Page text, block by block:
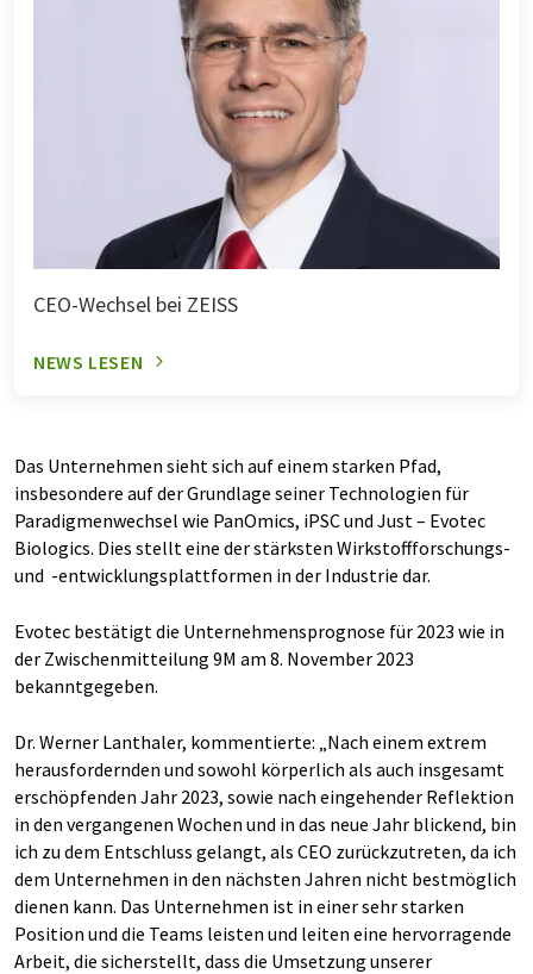
CEO-Wechsel bei ZEISS
NEWS LESEN
Das Unternehmen sieht sich auf einem starken Pfad,
insbesondere auf der Grundlage seiner Technologien für
Paradigmenwechsel wie PanOmics, iPSC und Just – Evotec
Biologics. Dies stellt eine der stärksten Wirkstoffforschungs-
und -entwicklungsplattformen in der Industrie dar.
Evotec bestätigt die Unternehmensprognose für 2023 wie in
der Zwischenmitteilung 9M am 8. November 2023
bekanntgegeben.
Dr. Werner Lanthaler, kommentierte: „Nach einem extrem
herausfordernden und sowohl körperlich als auch insgesamt
erschöpfenden Jahr 2023, sowie nach eingehender Reflektion
in den vergangenen Wochen und in das neue Jahr blickend, bin
ich zu dem Entschluss gelangt, als CEO zurückzutreten, da ich
dem Unternehmen in den nächsten Jahren nicht bestmöglich
dienen kann. Das Unternehmen ist in einer sehr starken
Position und die Teams leisten und leiten eine hervorragende
Arbeit, die sicherstellt, dass die Umsetzung unserer